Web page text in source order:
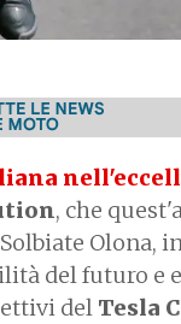
, che
Solbiate
del futuro e
del Tesla